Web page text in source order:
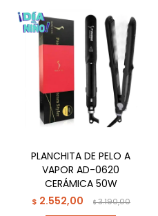
PLANCHITA DE PELO A
VAPOR AD-0620
CERÁMICA 50W
$ 2.552,00 $3.190,00